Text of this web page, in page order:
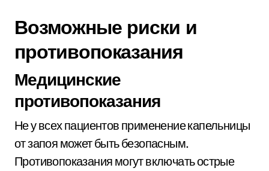
Возможные риски и
противопоказания
Медицинские
противопоказания
Не у всех пациентов применение капельницы
от запоя может быть безопасным.
Противопоказания могут включать острые